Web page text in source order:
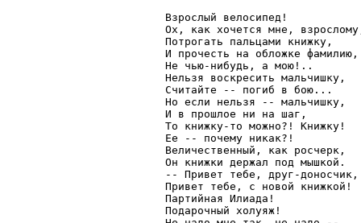
Взрослый велосипед!
Ох, как хочется мне,
Потрогать пальцами книжку,
И прочесть на обложке фамилию,
Не чью-нибудь, а мою!..
Нельзя воскресить мальчишку,
Считайте -- погиб в бою...
Но если нельзя -- мальчишку,
И в прошлое ни на шаг,
То книжку-то можно?! Книжку!
Ее -- почему никак?!
Величественный, как росчерк,
Он книжки держал под мышкой.
-- Привет тебе, друг-доносчик,
Привет тебе, с новой книжкой!
Партийная Илиада!
Подарочный холуяж!